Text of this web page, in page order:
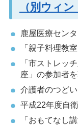
（別ウィ
鹿屋医療セン
「親子料理教
「市ストレッ
座」の参加者
介護者のつど
平成22年度自
「おもてなし